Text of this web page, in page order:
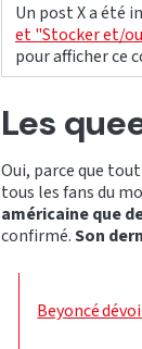
Un post X a été
et "Stocker et/
pour afficher ce
Les
Oui, parce que
tous les fans du
américaine que
confirmé.Son
Beyoncé